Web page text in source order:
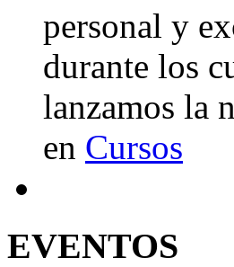
personal y
durante los
lanzamos la
en Cursos
EVENTOS